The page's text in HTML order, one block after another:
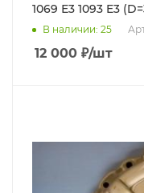
1069 Е3 1093 E3
В наличии: 25
12 000 ₽/шт